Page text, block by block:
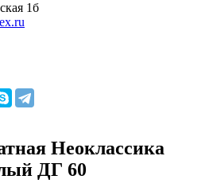
1б
Неоклассика
ДГ 60